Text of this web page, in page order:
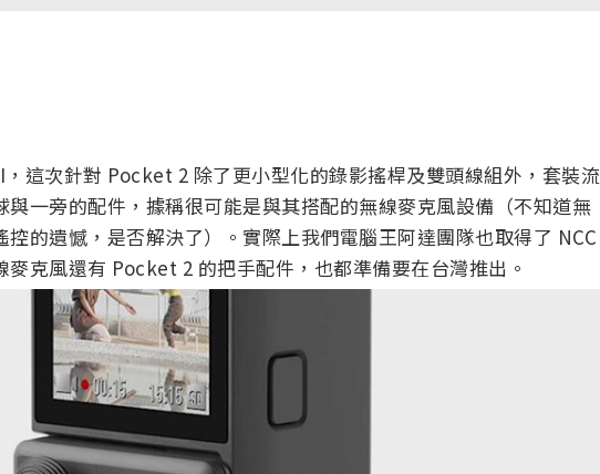
這次針對 Pocket 2 除了更小型化的錄影搖桿及雙頭線組外，套裝流
與一旁的配件，據稱很可能是與其搭配的無線麥克風設備（不知道無
的遺憾，是否解決了）。實際上我們電腦王阿達團隊也取得了 NCC
克風還有 Pocket 2 的把手配件，也都準備要在台灣推出。